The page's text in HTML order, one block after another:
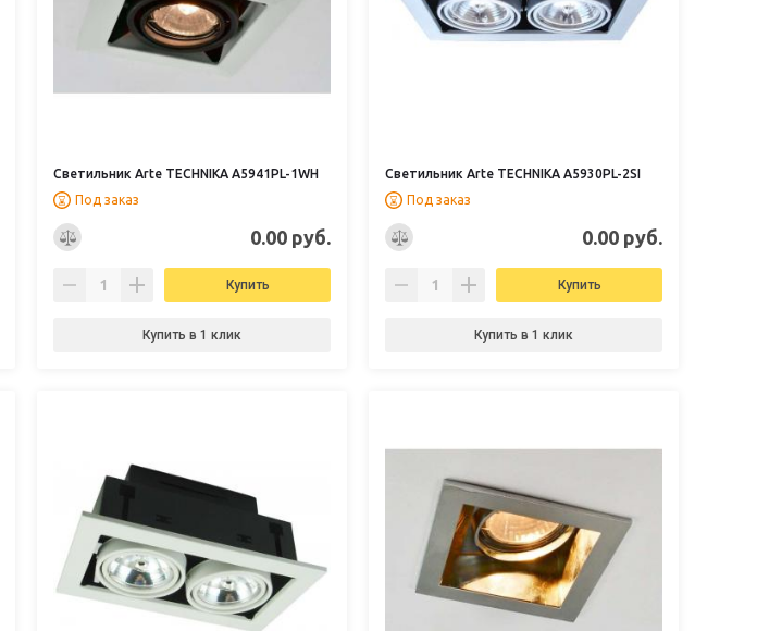
Светильник Arte TECHNIKA A5941PL-1WH
Под заказ
0.00 руб.
Купить
Купить в 1 клик
Светильник Arte TECHNIKA A5930PL-2SI
Под заказ
0.00 руб.
Купить
Купить в 1 клик